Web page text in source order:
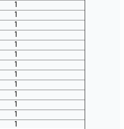
1
1
1
1
1
1
1
1
1
1
1
1
1